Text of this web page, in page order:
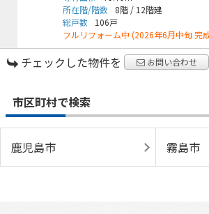
所在階/階数 8階 / 12階建
総戸数
106戸
フルリフォーム中 (2026年6月中旬 完
チェックした物件を お問い合わせ
市区町村で検索
鹿児島市 霧島市